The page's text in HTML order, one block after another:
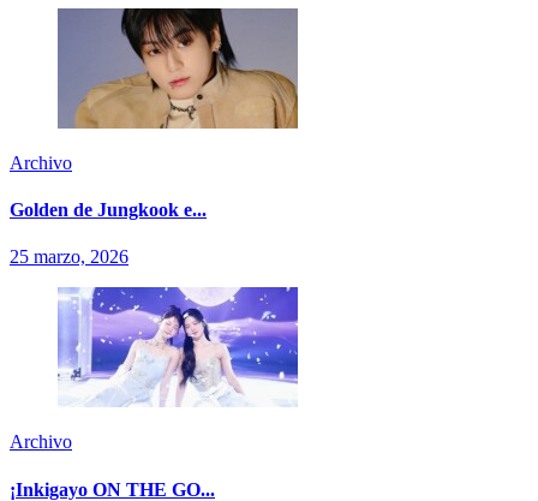
Archivo
Golden de Jungkook e...
25 marzo, 2026
Archivo
¡Inkigayo ON THE GO...